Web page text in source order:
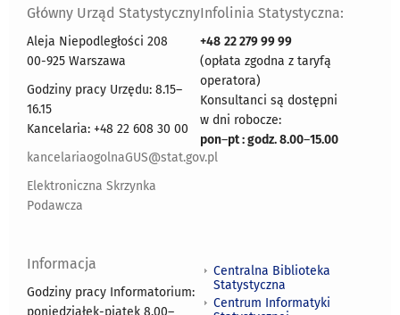
Główny Urząd Statystyczny
Aleja Niepodległości 208
00-925 Warszawa
Godziny pracy Urzędu: 8.15–
16.15
Kancelaria: +48 22 608 30 00
kancelariaogolnaGUS@stat.gov.pl
Elektroniczna Skrzynka
Podawcza
Infolinia Statystyczna:
+48 22 279 99 99
(opłata zgodna z taryfą
operatora)
Konsultanci są dostępni
w dni robocze:
pon–pt : godz. 8.00–15.00
Informacja
Godziny pracy Informatorium:
poniedziałek-piątek 8.00–
Centralna Biblioteka
Statystyczna
Centrum Informatyki